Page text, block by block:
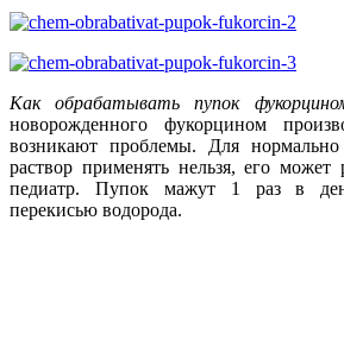
Как обрабатывать пупок
новорожденного фукорцином
возникают проблемы. Для
раствор применять нельзя, его может
педиатр. Пупок мажут 1 раз в
перекисью водорода.